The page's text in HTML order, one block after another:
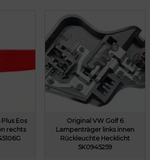
Eos
rechts
Original VW Golf 6
Lampenträger links innen
Rückleuchte Hecklicht
5K0945259